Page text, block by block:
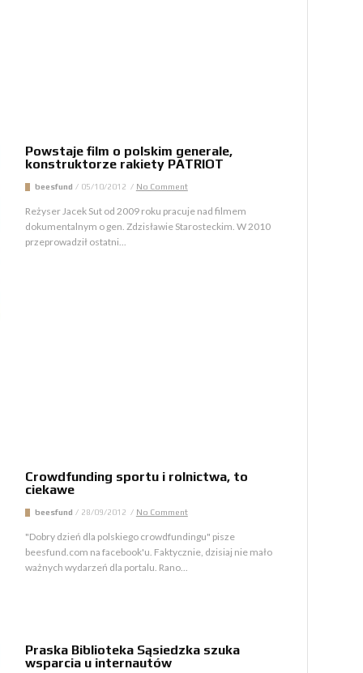
Powstaje film o polskim generale,
konstruktorze rakiety PATRIOT
beesfund / 05/10/2012 / No Comment
Reżyser Jacek Sut od 2009 roku pracuje nad filmem
dokumentalnym o gen. Zdzisławie Starosteckim. W 2010
przeprowadził ostatni...
Crowdfunding sportu i rolnictwa, to
ciekawe
beesfund / 28/09/2012 / No Comment
"Dobry dzień dla polskiego crowdfundingu" pisze
beesfund.com na facebook'u. Faktycznie, dzisiaj nie mało
ważnych wydarzeń dla portalu. Rano...
Praska Biblioteka Sąsiedzka szuka
wsparcia u internautów